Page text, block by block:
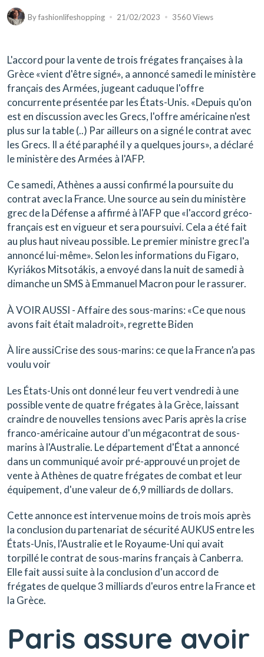
Byfashionlifeshopping 21/02/2023 3560 Views
L'accord pour la vente de trois frégates françaises à la
Grèce «vient d'être signé», a annoncé samedi le ministère
français des Armées, jugeant caduque l'offre
concurrente présentée par les États-Unis. «Depuis qu'on
est en discussion avec les Grecs, l'offre américaine n'est
plus sur la table (..) Par ailleurs on a signé le contrat avec
les Grecs. Il a été paraphé il y a quelques jours», a déclaré
le ministère des Armées à l'AFP.
Ce samedi, Athènes a aussi confirmé la poursuite du
contrat avec la France. Une source au sein du ministère
grec de la Défense a affirmé à l'AFP que «l'accord gréco-
français est en vigueur et sera poursuivi. Cela a été fait
au plus haut niveau possible. Le premier ministre grec l'a
annoncé lui-même». Selon les informations du Figaro,
Kyriákos Mitsotákis, a envoyé dans la nuit de samedi à
dimanche un SMS à Emmanuel Macron pour le rassurer.
À VOIR AUSSI - Affaire des sous-marins: «Ce que nous
avons fait était maladroit», regrette Biden
À lire aussiCrise des sous-marins: ce que la France n’a pas
voulu voir
Les États-Unis ont donné leur feu vert vendredi à une
possible vente de quatre frégates à la Grèce, laissant
craindre de nouvelles tensions avec Paris après la crise
franco-américaine autour d'un mégacontrat de sous-
marins à l'Australie. Le département d'État a annoncé
dans un communiqué avoir pré-approuvé un projet de
vente à Athènes de quatre frégates de combat et leur
équipement, d'une valeur de 6,9 milliards de dollars.
Cette annonce est intervenue moins de trois mois après
la conclusion du partenariat de sécurité AUKUS entre les
États-Unis, l'Australie et le Royaume-Uni qui avait
torpillé le contrat de sous-marins français à Canberra.
Elle fait aussi suite à la conclusion d'un accord de
frégates de quelque 3 milliards d'euros entre la France et
la Grèce.
Paris assure avoir